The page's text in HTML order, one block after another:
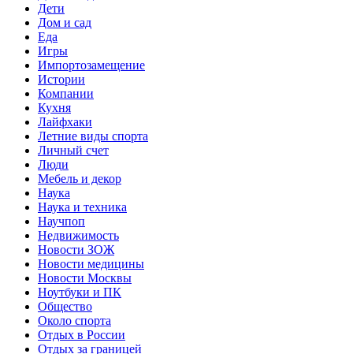
Дети
Дом и сад
Еда
Игры
Импортозамещение
Истории
Компании
Кухня
Лайфхаки
Летние виды спорта
Личный счет
Люди
Мебель и декор
Наука
Наука и техника
Научпоп
Недвижимость
Новости ЗОЖ
Новости медицины
Новости Москвы
Ноутбуки и ПК
Общество
Около спорта
Отдых в России
Отдых за границей